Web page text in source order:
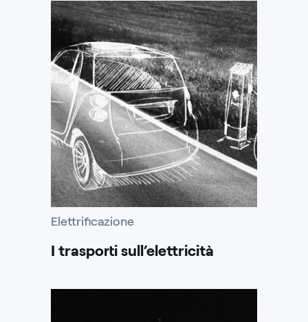
Elettrificazione
I trasporti sull’elettricità